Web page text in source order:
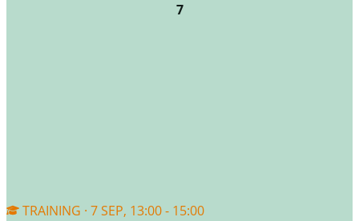
7
TRAINING · 7 SEP, 13:00 - 15:00